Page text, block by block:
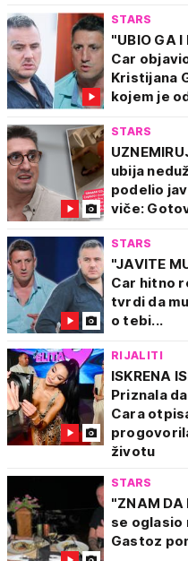
STARS
"UBIO GA I
Car
Kristijana
kojem je
STARS
ubija
podelio
viče:
STARS
"JAVITE
Car hitno
tvrdi da
o tebi...
RIJALITI
ISKRENA
Priznala
Cara
životu
STARS
"ZNAM DA
se oglasio
Gastoz